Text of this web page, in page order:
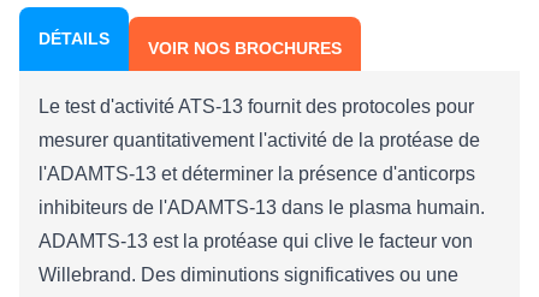
DÉTAILS VOIR NOS BROCHURES
Le test d'activité ATS-13 fournit des protocoles pour
mesurer quantitativement l'activité de la protéase de
l'ADAMTS-13 et déterminer la présence d'anticorps
inhibiteurs de l'ADAMTS-13 dans le plasma humain.
ADAMTS-13 est la protéase qui clive le facteur von
Willebrand. Des diminutions significatives ou une